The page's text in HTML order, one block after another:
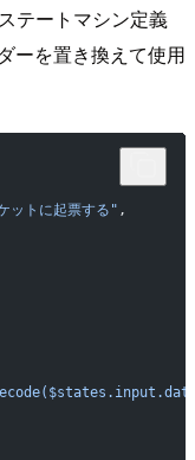
テートマシン定義
ーを置き換えて使用
ットに起票する" ,